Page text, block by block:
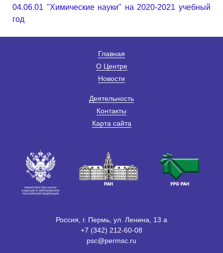
04.06.01 "Химические науки" на 2020-2021 учебный
год
Главная
О Центре
Новости
Деятельность
Контакты
Карта сайта
Россия, г. Пермь, ул. Ленина, 13 а
+7 (342) 212-60-08
psc@permsc.ru